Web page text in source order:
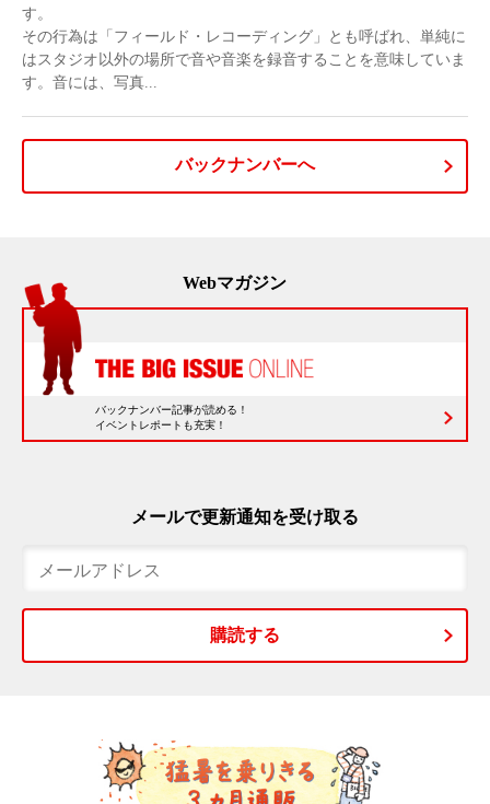
す。
その行為は「フィールド・レコーディング」とも呼ばれ、単純に
はスタジオ以外の場所で音や音楽を録音することを意味していま
す。音には、写真...
バックナンバーへ
Webマガジン
バックナンバー記事が読める！
イベントレポートも充実！
メールで更新通知を受け取る